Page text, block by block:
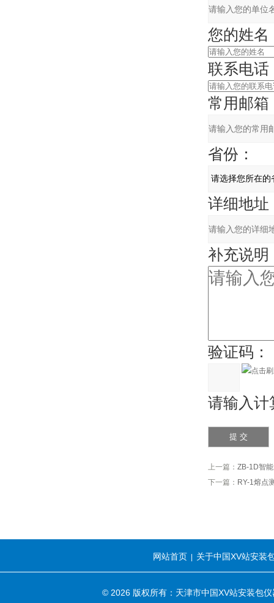
您的姓名
联系电话
常用邮箱
省份：
详细地址
补充说明
验证码：
请输入计
上一篇： ZB-1D智
下一篇： RY-1熔点
网站首页 关于中国XV站安装
© 2026 版权所有：天津市中国XV站安装包